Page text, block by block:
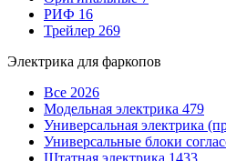
РИФ 16
Трейлер 269
Электрика для фаркопов
Все 2026
Модельная электрика 479
Универсальная электрика
Универсальные блоки
Штатная электрика 1433